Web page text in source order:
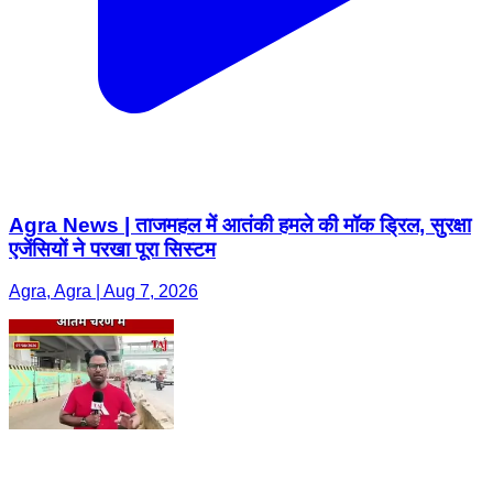
Agra News | ताजमहल में आतंकी हमले की मॉक ड्रिल, सुरक्षा
एजेंसियों ने परखा पूरा सिस्टम
Agra, Agra | Aug 7, 2026